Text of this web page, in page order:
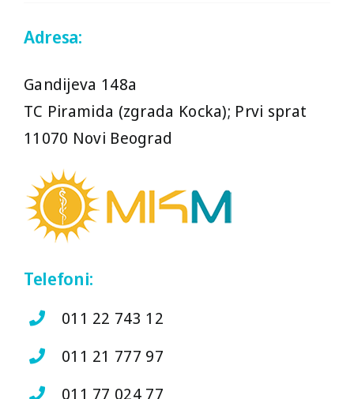
Adresa:
Gandijeva 148a
TC Piramida (zgrada Kocka); Prvi sprat
11070 Novi Beograd
Telefoni:
011 22 743 12
011 21 777 97
011 77 024 77